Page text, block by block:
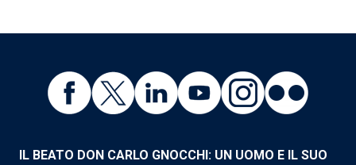
IL BEATO DON CARLO GNOCCHI: UN UOMO E IL SUO